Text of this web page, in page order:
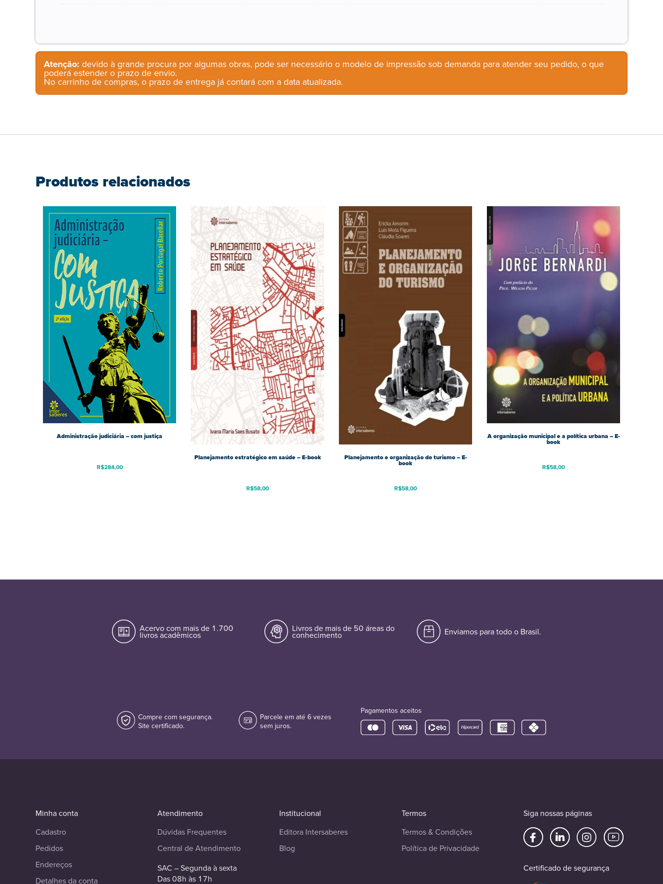
Atenção: devido à grande procura por algumas obras, pode ser necessário o modelo de impressão sob demanda para atender seu pedido, o que
poderá estender o prazo de envio.
No carrinho de compras, o prazo de entrega já contará com a data atualizada.
Produtos relacionados
Administração judiciária – com justiça
R$284,00
Planejamento estratégico em saúde – E-book
R$58,00
Planejamento e organização do turismo – E-
book
R$58,00
A organização municipal e a política urbana – E-
book
R$58,00
Acervo com mais de 1.700
livros acadêmicos
Livros de mais de 50 áreas do
conhecimento Enviamos para todo o Brasil.
Compre com segurança.
Site certificado.
Parcele em até 6 vezes
sem juros.
Pagamentos aceitos
Minha conta
Cadastro
Pedidos
Endereços
Detalhes da conta
Atendimento
Dúvidas Frequentes
Central de Atendimento
SAC – Segunda à sexta
Das 08h às 17h
Institucional
Editora Intersaberes
Blog
Termos
Termos & Condições
Política de Privacidade
Siga nossas páginas
Certificado de segurança